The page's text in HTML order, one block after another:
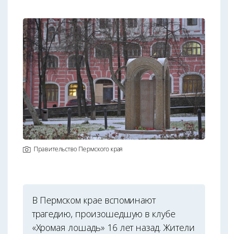
Правительство Пермского края
В Пермском крае вспоминают
трагедию, произошедшую в клубе
«Хромая лошадь» 16 лет назад. Жители